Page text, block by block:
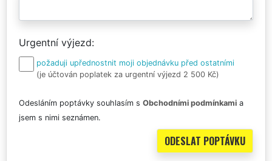
Urgentní výjezd
požaduji upřednostnit moji objednávku před ostatními
(je účtován poplatek za urgentní výjezd 2 500 Kč)
Odesláním poptávky souhlasím s Obchodními podmínkami a
jsem s nimi seznámen.